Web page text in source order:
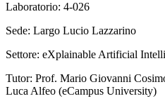
Laboratorio: 4-026
Sede: Largo Lucio Lazzarino
Settore: eXplainable Artificial
Tutor: Prof. Mario Giovanni
Luca Alfeo (eCampus University)